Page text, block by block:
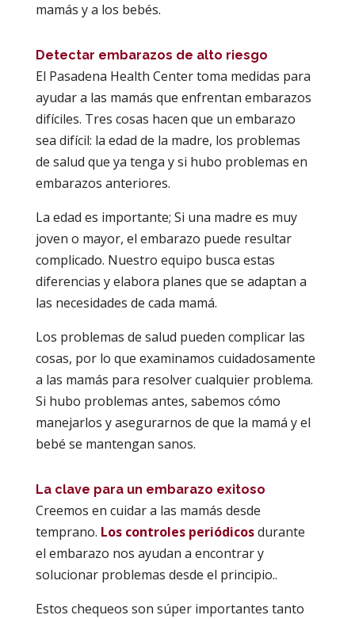
mamás y a los bebés.
Detectar embarazos de alto riesgo
El Pasadena Health Center toma medidas para
ayudar a las mamás que enfrentan embarazos
difíciles. Tres cosas hacen que un embarazo
sea difícil: la edad de la madre, los problemas
de salud que ya tenga y si hubo problemas en
embarazos anteriores.
La edad es importante; Si una madre es muy
joven o mayor, el embarazo puede resultar
complicado. Nuestro equipo busca estas
diferencias y elabora planes que se adaptan a
las necesidades de cada mamá.
Los problemas de salud pueden complicar las
cosas, por lo que examinamos cuidadosamente
a las mamás para resolver cualquier problema.
Si hubo problemas antes, sabemos cómo
manejarlos y asegurarnos de que la mamá y el
bebé se mantengan sanos.
La clave para un embarazo exitoso
Creemos en cuidar a las mamás desde
temprano. Los controles periódicosdurante
el embarazo nos ayudan a encontrar y
solucionar problemas desde el principio..
Estos chequeos son súper importantes tanto